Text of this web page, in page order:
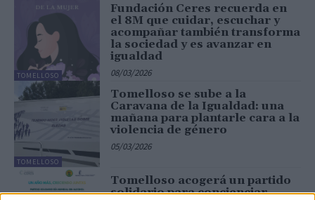
TOMELLOSO
Fundación Ceres recuerda en
el 8M que cuidar, escuchar y
acompañar también transforma
la sociedad y es avanzar en
igualdad
08/03/2026
TOMELLOSO
Tomelloso se sube a la
Caravana de la Igualdad: una
mañana para plantarle cara a la
violencia de género
05/03/2026
Tomelloso acogerá un partido
solidario para concienciar